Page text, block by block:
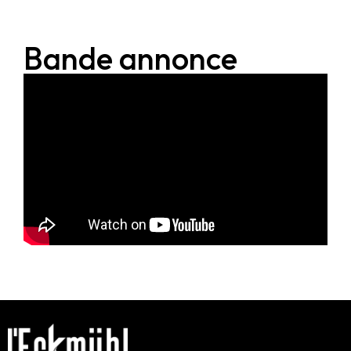
Bande annonce